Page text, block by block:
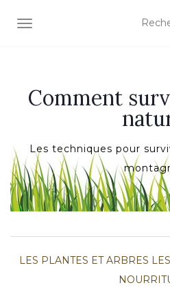
AFFICHER/MASQUER LA
Comment
Les techniques pour
LES PLANTES ET ARBRES